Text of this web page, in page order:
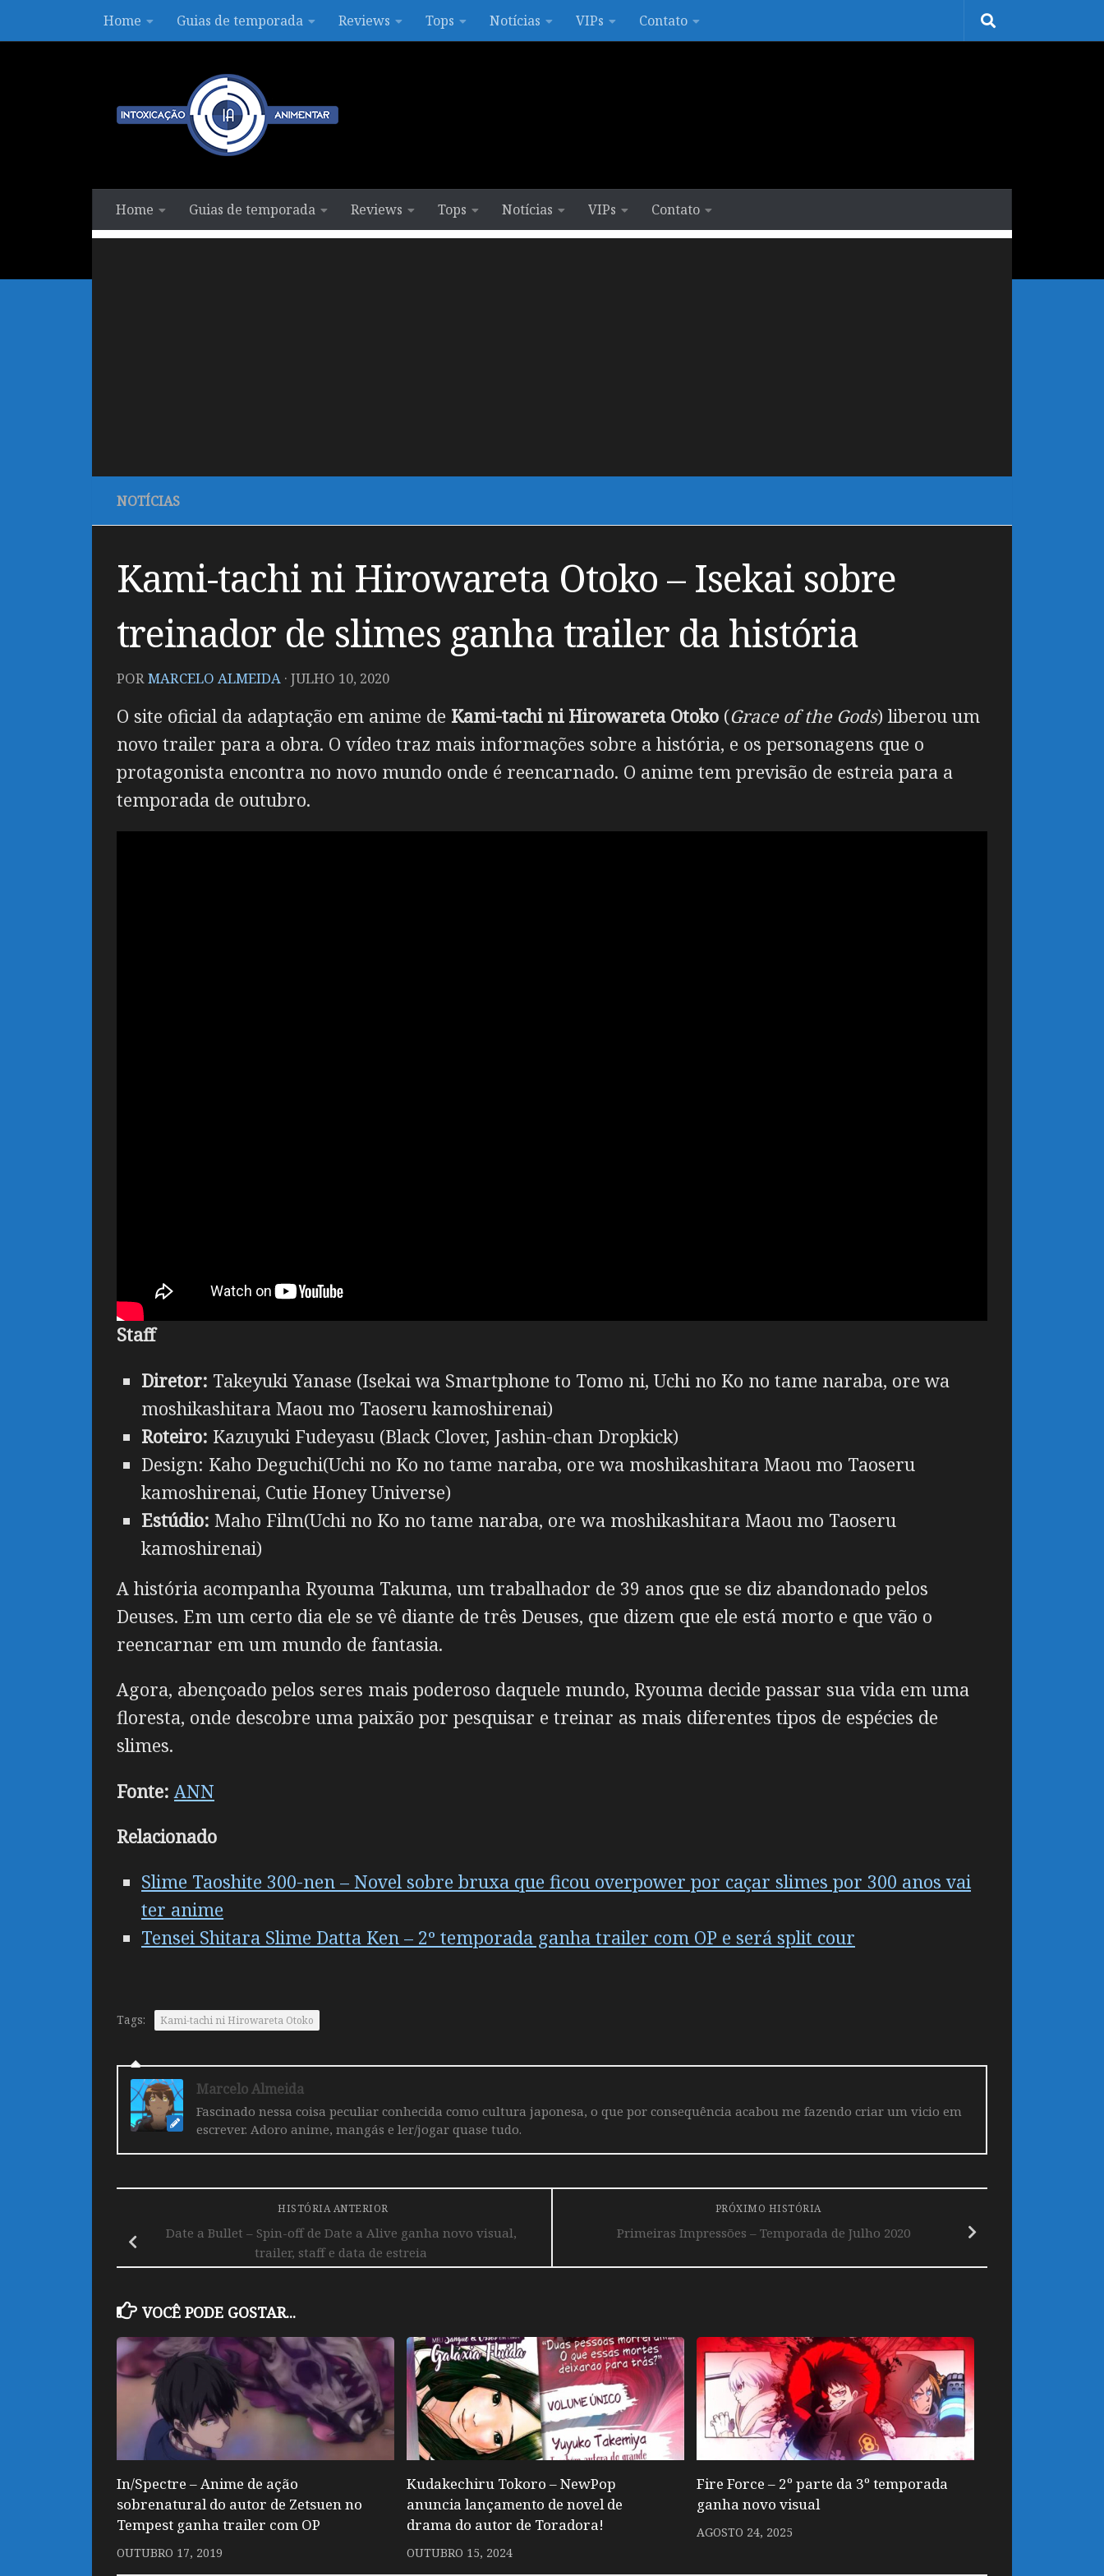
Skip to contentHome Guias de temporada Reviews Tops Notícias VIPs Contato
Home Guias de temporada Reviews Tops Notícias VIPs Contato
NOTÍCIAS
Kami-tachi ni Hirowareta Otoko – Isekai sobre
treinador de slimes ganha trailer da história
PORMARCELO ALMEIDA · JULHO 10, 2020
O site oficial da adaptação em anime de Kami-tachi ni Hirowareta Otoko (Grace of the Gods) liberou um
novo trailer para a obra. O vídeo traz mais informações sobre a história, e os personagens que o
protagonista encontra no novo mundo onde é reencarnado. O anime tem previsão de estreia para a
temporada de outubro.
Staff
Diretor: Takeyuki Yanase (Isekai wa Smartphone to Tomo ni, Uchi no Ko no tame naraba, ore wa
moshikashitara Maou mo Taoseru kamoshirenai)
Roteiro: Kazuyuki Fudeyasu (Black Clover, Jashin-chan Dropkick)
Design: Kaho Deguchi(Uchi no Ko no tame naraba, ore wa moshikashitara Maou mo Taoseru
kamoshirenai, Cutie Honey Universe)
Estúdio: Maho Film(Uchi no Ko no tame naraba, ore wa moshikashitara Maou mo Taoseru
kamoshirenai)
A história acompanha Ryouma Takuma, um trabalhador de 39 anos que se diz abandonado pelos
Deuses. Em um certo dia ele se vê diante de três Deuses, que dizem que ele está morto e que vão o
reencarnar em um mundo de fantasia.
Agora, abençoado pelos seres mais poderoso daquele mundo, Ryouma decide passar sua vida em uma
floresta, onde descobre uma paixão por pesquisar e treinar as mais diferentes tipos de espécies de
slimes.
Fonte: ANN
Relacionado
Slime Taoshite 300-nen – Novel sobre bruxa que ficou overpower por caçar slimes por 300 anos vai
ter anime
Tensei Shitara Slime Datta Ken – 2º temporada ganha trailer com OP e será split cour
Tags: Kami-tachi ni Hirowareta Otoko
Marcelo Almeida
Fascinado nessa coisa peculiar conhecida como cultura japonesa, o que por consequência acabou me fazendo criar um vicio em
escrever. Adoro anime, mangás e ler/jogar quase tudo.
PRÓXIMO HISTÓRIA
Primeiras Impressões – Temporada de Julho 2020
HISTÓRIA ANTERIOR
Date a Bullet – Spin-off de Date a Alive ganha novo visual,
trailer, staff e data de estreia
VOCÊ PODE GOSTAR...
In/Spectre – Anime de ação
sobrenatural do autor de Zetsuen no
Tempest ganha trailer com OP
OUTUBRO 17, 2019
Kudakechiru Tokoro – NewPop
anuncia lançamento de novel de
drama do autor de Toradora!
OUTUBRO 15, 2024
Fire Force – 2º parte da 3º temporada
ganha novo visual
AGOSTO 24, 2025